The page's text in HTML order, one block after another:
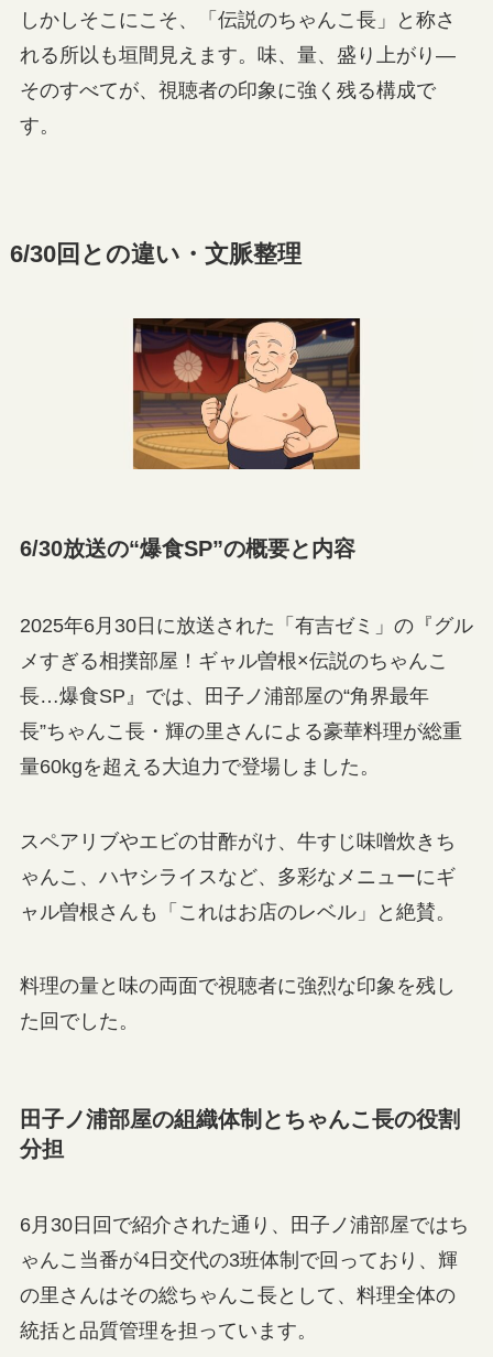
しかしそこにこそ、「伝説のちゃんこ長」と称さ
れる所以も垣間見えます。味、量、盛り上がり—
そのすべてが、視聴者の印象に強く残る構成で
す。
6/30回との違い・文脈整理
6/30放送の“爆食SP”の概要と内容
2025年6月30日に放送された「有吉ゼミ」の『グル
メすぎる相撲部屋！ギャル曽根×伝説のちゃんこ
長…爆食SP』では、田子ノ浦部屋の“角界最年
長”ちゃんこ長・輝の里さんによる豪華料理が総重
量60kgを超える大迫力で登場しました。
スペアリブやエビの甘酢がけ、牛すじ味噌炊きち
ゃんこ、ハヤシライスなど、多彩なメニューにギ
ャル曽根さんも「これはお店のレベル」と絶賛。
料理の量と味の両面で視聴者に強烈な印象を残し
た回でした。
田子ノ浦部屋の組織体制とちゃんこ長の役割
分担
6月30日回で紹介された通り、田子ノ浦部屋ではち
ゃんこ当番が4日交代の3班体制で回っており、輝
の里さんはその総ちゃんこ長として、料理全体の
統括と品質管理を担っています。